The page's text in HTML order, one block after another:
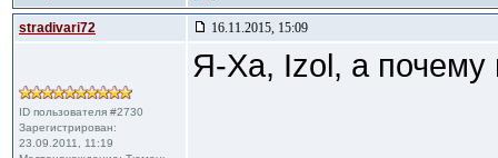
stradivari72 16.11.2015, 15:09
ID пользователя #2730
Зарегистрирован:
23.09.2011, 11:19
Я-Ха, Izol, а почему